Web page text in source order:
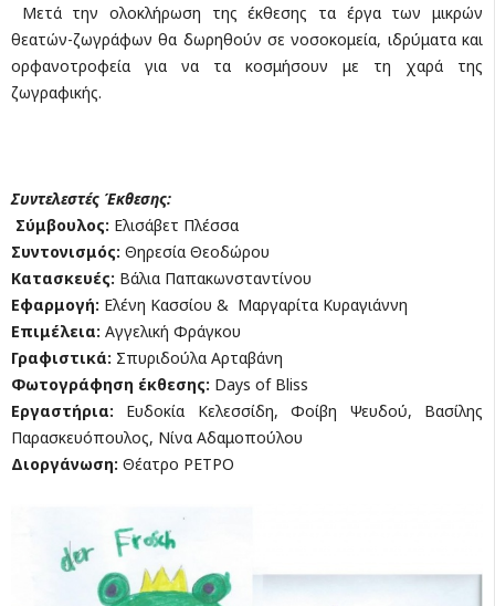
Μετά την ολοκλήρωση της έκθεσης τα έργα των μικρών
θεατών-ζωγράφων θα δωρηθούν σε νοσοκομεία, ιδρύματα και
ορφανοτροφεία για να τα κοσμήσουν με τη χαρά της
ζωγραφικής.
Συντελεστές Έκθεσης:
Σύμβουλος: Ελισάβετ Πλέσσα
Συντονισμός: Θηρεσία Θεοδώρου
Κατασκευές: Βάλια Παπακωνσταντίνου
Εφαρμογή: Ελένη Κασσίου & Μαργαρίτα Κυραγιάννη
Επιμέλεια: Αγγελική Φράγκου
Γραφιστικά: Σπυριδούλα Αρταβάνη
Φωτογράφηση έκθεσης: Days of Bliss
Εργαστήρια: Ευδοκία Κελεσσίδη, Φοίβη Ψευδού, Βασίλης
Παρασκευόπουλος, Νίνα Αδαμοπούλου
Διοργάνωση: Θέατρο ΡΕΤΡΟ